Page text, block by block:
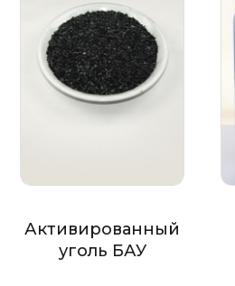
Активированный
уголь БАУ